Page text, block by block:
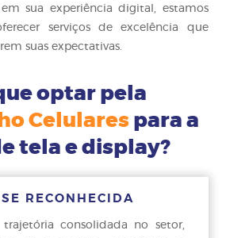
sua experiência digital, estamos
serviços de excelência que
suas expectativas.
optar pela
Celularespara a
tela e display?
RECONHECIDA
consolidada no setor,